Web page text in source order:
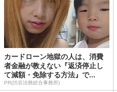
カードローン地獄の人は、消費
者金融が教えない『返済停止し
て減額・免除する方法』で...
PR(渋谷法務総合事務所)